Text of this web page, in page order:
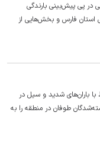
در پی پیش‌بینی بارندگی
استان فارس و بخش‌هایی از
باران‌های شدید و سیل در
و تعداد کشته‌شدگان طوفان در منطقه را به